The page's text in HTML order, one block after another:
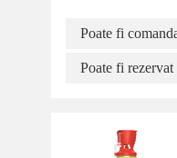
Poate fi
Poate fi rezervat